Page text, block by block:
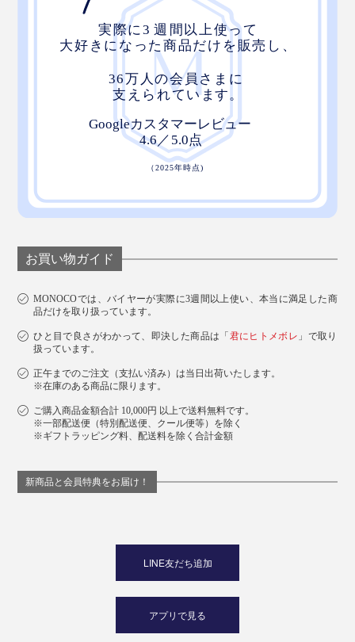
お買い物ガイド
MONOCOでは、バイヤーが実際に3週間以上使い、本当に満足した商
品だけを取り扱っています。
ひと目で良さがわかって、即決した商品は「君にヒトメボレ 」で取り
扱っています。
正午までのご注文（支払い済み）は当日出荷いたします。
※在庫のある商品に限ります。
ご購入商品金額合計 10,000円 以上で送料無料です。
※一部配送便（特別配送便、クール便等）を除く
※ギフトラッピング料、配送料を除く合計金額
新商品と会員特典をお届け！
LINE友だち追加
アプリで見る